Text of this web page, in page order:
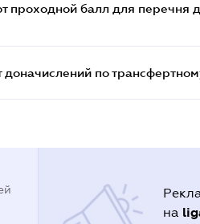
проходной балл для перечня
доначислений по
на